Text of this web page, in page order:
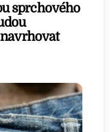
sprchového